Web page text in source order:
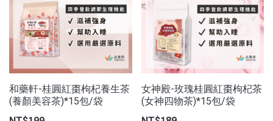
和藥軒-桂圓紅棗枸杞養生茶
(養顏美容茶)*15包/袋
女神殿-玫瑰桂圓紅棗枸杞茶
(女神四物茶)*15包/袋